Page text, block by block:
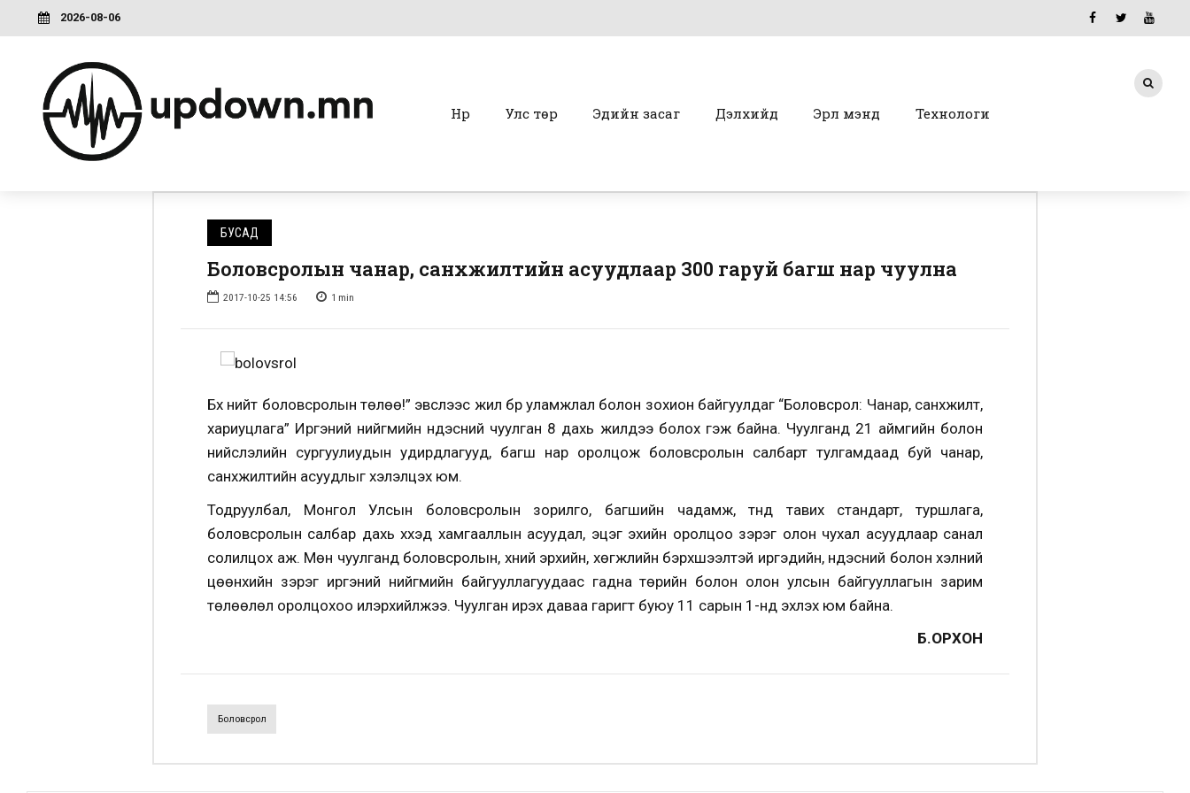
2026-08-06
Нүүр Улс төр Эдийн засаг Дэлхийд Эрүүл мэнд Технологи
БУСАД
Боловсролын чанар, санхүүжилтийн асуудлаар 300 гаруй багш нар чуулна
2017-10-25 14:56 1 min
Бүх нийт боловсролын төлөө!” эвслээс жил бүр уламжлал болон зохион байгуулдаг “Боловсрол: Чанар, санхүүжилт,
хариуцлага” Иргэний нийгмийн үндэсний чуулган 8 дахь жилдээ болох гэж байна. Чуулганд 21 аймгийн болон
нийслэлийн сургуулиудын удирдлагууд, багш нар оролцож боловсролын салбарт тулгамдаад буй чанар,
санхүүжилтийн асуудлыг хэлэлцэх юм.
Тодруулбал, Монгол Улсын боловсролын зорилго, багшийн чадамж, түүнд тавих стандарт, туршлага,
боловсролын салбар дахь хүүхэд хамгааллын асуудал, эцэг эхийн оролцоо зэрэг олон чухал асуудлаар санал
солилцох аж. Мөн чуулганд боловсролын, хүний эрхийн, хөгжлийн бэрхшээлтэй иргэдийн, үндэсний болон хэлний
цөөнхийн зэрэг иргэний нийгмийн байгууллагуудаас гадна төрийн болон олон улсын байгууллагын зарим
төлөөлөл оролцохоо илэрхийлжээ. Чуулган ирэх даваа гаригт буюу 11 сарын 1-нд эхлэх юм байна.
Б.ОРХОН
Боловсрол